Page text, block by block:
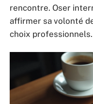
rencontre. Oser
affirmer sa volonté
choix professionnels.